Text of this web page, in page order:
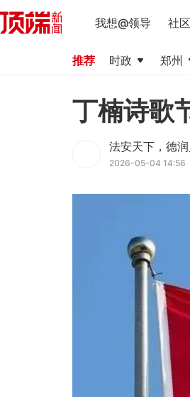
我想@领导 社区
推荐 时政 郑州
丁楠诗歌
法安天下，德
2026-05-04 14:56